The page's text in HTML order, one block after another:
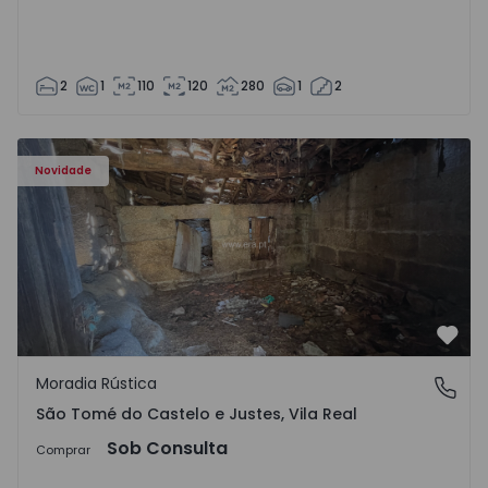
2 1 110 120 280 1 2
Novidade
Moradia Vila Real, São Tomé do Castelo e Justes -
São Tomé do Castelo e Justes, Vila Real
Moradia Rústica
São Tomé do Castelo e Justes, Vila Real
Comprar Sob Consulta